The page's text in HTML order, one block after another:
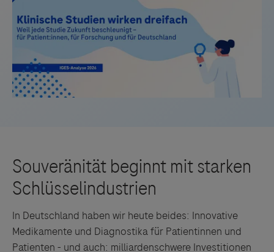
In Deutschland haben wir heute beides: Innovative
Medikamente und Diagnostika für Patientinnen und
Patienten - und auch: milliardenschwere Investitionen